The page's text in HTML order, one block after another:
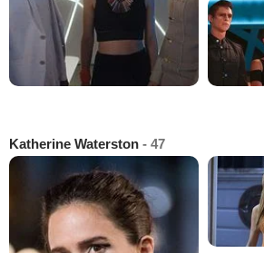
Katherine Waterston - 47